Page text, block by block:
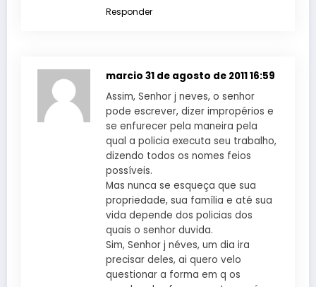
Responder
marcio 31 de agosto de 2011 16:59
Assim, Senhor j neves, o senhor
pode escrever, dizer impropérios e
se enfurecer pela maneira pela
qual a policia executa seu trabalho,
dizendo todos os nomes feios
possíveis.
Mas nunca se esqueça que sua
propriedade, sua família e até sua
vida depende dos policias dos
quais o senhor duvida.
Sim, Senhor j néves, um dia ira
precisar deles, ai quero velo
questionar a forma em q os